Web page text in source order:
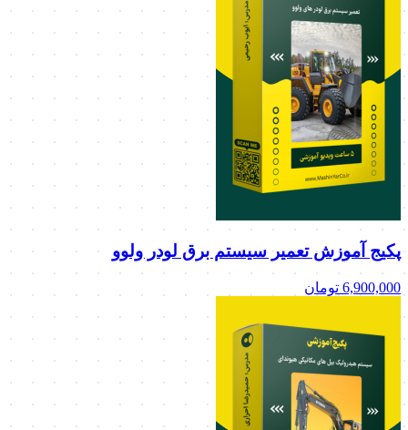
پکیج آموزش تعمیر سیستم برق لودر ولوو
6,900,000 تومان